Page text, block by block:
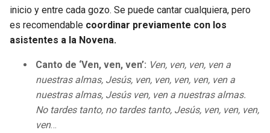
inicio y entre cada gozo. Se puede cantar cualquiera, pero
es recomendable coordinar previamente con los
asistentes a la Novena.
Canto de ‘Ven, ven, ven’: Ven, ven, ven, ven a
nuestras almas, Jesús, ven, ven, ven, ven, ven a
nuestras almas, Jesús ven, ven a nuestras almas.
No tardes tanto, no tardes tanto, Jesús, ven, ven, ven,
ven…